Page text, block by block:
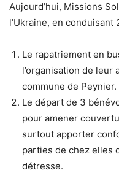
Aujourd’hui, Missions
l’Ukraine, en conduisant
Le rapatriement en
l’organisation de leur
commune de Peynier.
Le départ de 3
pour amener
surtout apporter
parties de chez elles
détresse.